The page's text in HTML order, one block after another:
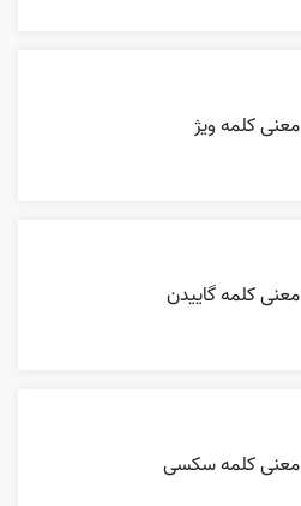
معنی کلمه ویژ
معنی کلمه گاییدن
معنی کلمه سکسی